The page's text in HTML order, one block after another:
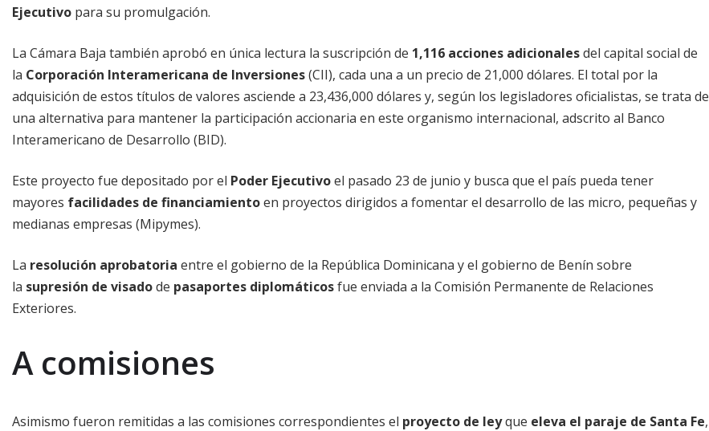
Ejecutivo para su promulgación.
La Cámara Baja también aprobó en única lectura la suscripción de 1,116 acciones adicionalesdel capital social de
la Corporación Interamericana de Inversiones(CII), cada una a un precio de 21,000 dólares. El total por la
adquisición de estos títulos de valores asciende a 23,436,000 dólares y, según los legisladores oficialistas, se trata de
una alternativa para mantener la participación accionaria en este organismo internacional, adscrito al Banco
Interamericano de Desarrollo (BID).
Este proyecto fue depositado por el Poder Ejecutivoel pasado 23 de junio y busca que el país pueda tener
mayores facilidades de financiamientoen proyectos dirigidos a fomentar el desarrollo de las micro, pequeñas y
medianas empresas (Mipymes).
La resolución aprobatoria entre el gobierno de la República Dominicana y el gobierno de Benín sobre
la supresión de visadode pasaportes diplomáticosfue enviada a la Comisión Permanente de Relaciones
Exteriores.
A comisiones
Asimismo fueron remitidas a las comisiones correspondientes el proyecto de leyque eleva el paraje de Santa Fe,